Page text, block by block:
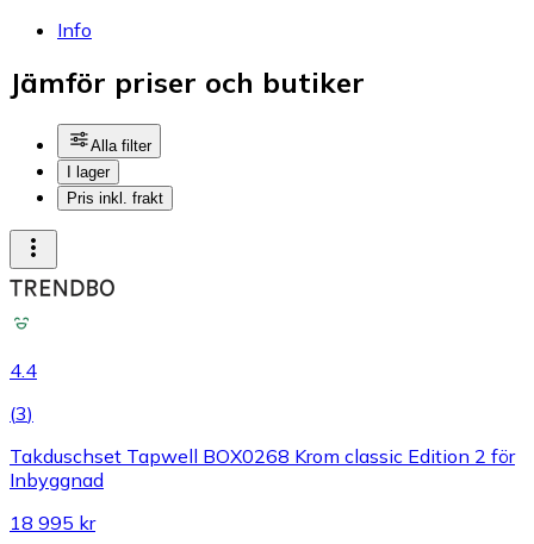
Info
Jämför priser och butiker
Alla filter
I lager
Pris inkl. frakt
4.4
(3)
Takduschset Tapwell BOX0268 Krom classic Edition 2 för
Inbyggnad
18 995 kr